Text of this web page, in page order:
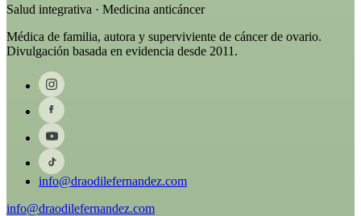
Salud integrativa · Medicina anticáncer
Médica de familia, autora y superviviente de cáncer de ovario.
Divulgación basada en evidencia desde 2011.
info@draodilefernandez.com
info@draodilefernandez.com